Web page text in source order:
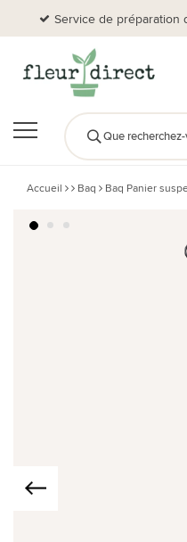
Service de préparation
Accueil Baq Baq Panier